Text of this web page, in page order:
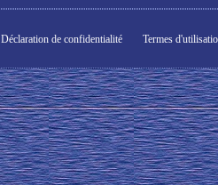
Déclaration de confidentialité Termes